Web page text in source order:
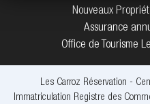
Nouveaux
Assurance
Office de Tourisme
Les Carroz Réservation -
Immatriculation Registre des